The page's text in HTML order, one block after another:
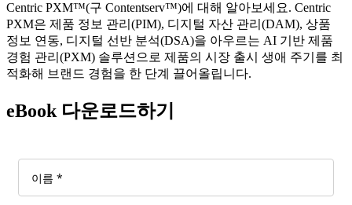
Centric PXM™(구 Contentserv™)에 대해 알아보세요. Centric
PXM은 제품 정보 관리(PIM), 디지털 자산 관리(DAM), 상품
정보 연동, 디지털 선반 분석(DSA)을 아우르는 AI 기반 제품
경험 관리(PXM) 솔루션으로 제품의 시장 출시 생애 주기를 최
적화해 브랜드 경험을 한 단계 끌어올립니다.
eBook 다운로드하기